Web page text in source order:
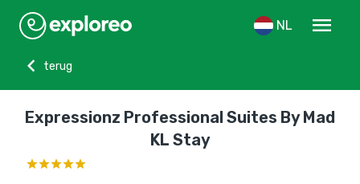
NL
menu
chevron_left
terug
Expressionz Professional Suites By Mad
KL Stay